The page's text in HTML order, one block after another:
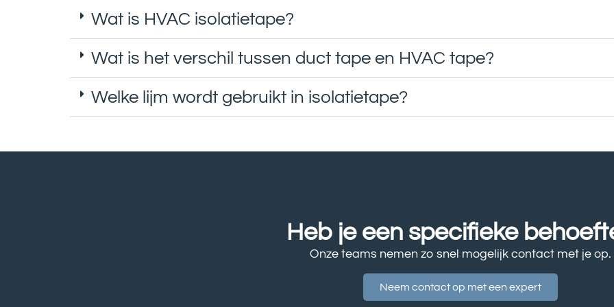
Wat is HVAC isolatietape?
Wat is het verschil tussen duct tape en HVAC tape?
Welke lijm wordt gebruikt in isolatietape?
Heb je een specifieke
Onze teams nemen zo snel mogelijk contact met je op.
Neem contact op met een expert